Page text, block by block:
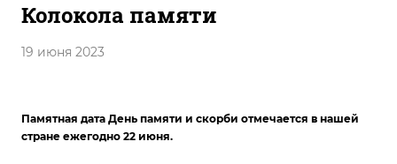
Колокола памяти
19 июня 2023
Памятная дата День памяти и скорби отмечается в нашей
стране ежегодно 22 июня.